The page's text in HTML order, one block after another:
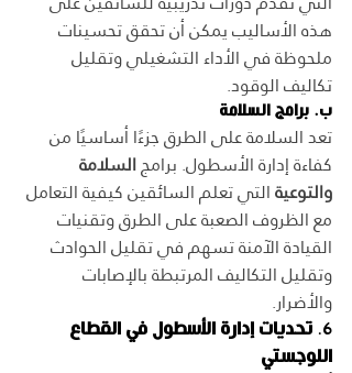
هذه الأساليب يمكن أن تحقق تحسينات
ملحوظة في الأداء التشغيلي وتقليل
تكاليف الوقود.
ب. برامج السلامة
تعد السلامة على الطرق جزءًا أساسيًا من
كفاءة إدارة الأسطول. برامج السلامة
والتوعية التي تعلم السائقين كيفية التعامل
مع الظروف الصعبة على الطرق وتقنيات
القيادة الآمنة تسهم في تقليل الحوادث
وتقليل التكاليف المرتبطة بالإصابات
والأضرار.
6. تحديات إدارة الأسطول في القطاع
اللوجستي